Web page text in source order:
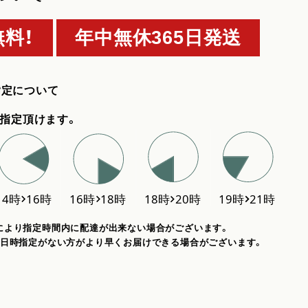
！ 年中無休365日発送
について
定頂けます。
り指定時間内に配達が出来ない場合がございます。
時指定がない方がより早くお届けできる場合がございます。